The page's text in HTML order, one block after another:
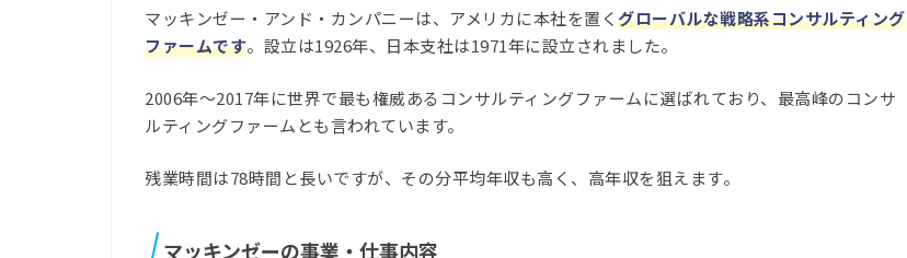
マッキンゼー・アンド・カンパニーは、アメリカに本社を置くグローバルな戦略系コンサルティング
ファームです。設立は1926年、日本支社は1971年に設立されました。
2006年～2017年に世界で最も権威あるコンサルティングファームに選ばれており、最高峰のコンサ
ルティングファームとも言われています。
残業時間は78時間と長いですが、その分平均年収も高く、高年収を狙えます。
マッキンゼーの事業・仕事内容